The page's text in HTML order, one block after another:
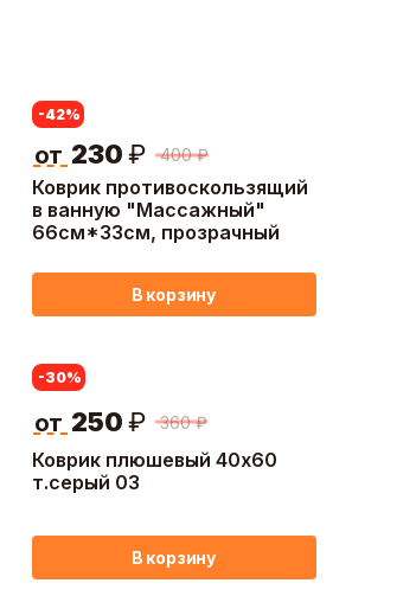
Коврик противоскользящий
в ванную "Массажный"
66см*33см, прозрачный
-42%
400 ₽
от 230₽
В корзину
Коврик плюшевый 40х60
т.серый 03
-30%
360 ₽
от 250₽
В корзину